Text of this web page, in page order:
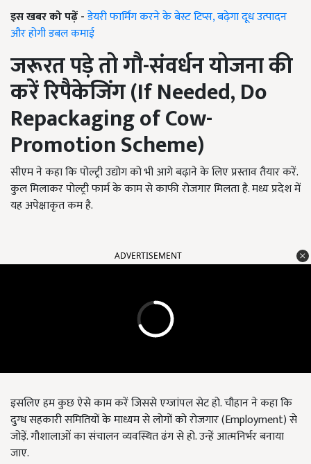
इस खबर को पढ़ें -डेयरी फार्मिंग करने के बेस्ट टिप्स, बढ़ेगा दूध उत्पादन
और होगी डबल कमाई
जरूरत पड़े तो गौ-संवर्धन योजना की
करें रिपैकेजिंग (If Needed, Do
Repackaging of Cow-
Promotion Scheme)
सीएम ने कहा कि पोल्ट्री उद्योग को भी आगे बढ़ाने के लिए प्रस्ताव तैयार करें.
कुल मिलाकर पोल्ट्री फार्म के काम से काफी रोजगार मिलता है. मध्य प्रदेश में
यह अपेक्षाकृत कम है.
ADVERTISEMENT
इसलिए हम कुछ ऐसे काम करें जिससे एग्जांपल सेट हो. चौहान ने कहा कि
दुग्ध सहकारी समितियों के माध्यम से लोगों को रोजगार (Employment) से
जोड़ें. गौशालाओं का संचालन व्यवस्थित ढंग से हो. उन्हें आत्मनिर्भर बनाया
जाए.